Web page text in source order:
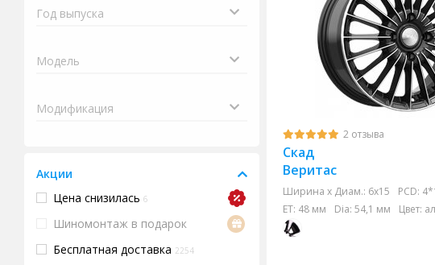
Акции
Цена снизилась 6
Шиномонтаж в подарок
Бесплатная доставка 2254
2 отзыва
Скад
Веритас
Ширина х Диам.: 6x15 PCD:
ET: 48 мм Dia: 54,1 мм Цвет: